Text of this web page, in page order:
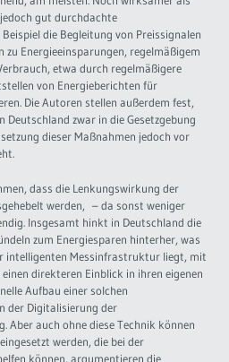
gut durchdachte
die Begleitung von Preissignalen
Energieeinsparungen, regelmäßigem
etwa durch regelmäßigere
von Energieberichten für
Die Autoren stellen außerdem fest,
Deutschland zwar in die Gesetzgebung
dieser Maßnahmen jedoch vor
dass die Lenkungswirkung der
werden, – da sonst weniger
Insgesamt hinkt in Deutschland die
zum Energiesparen hinterher, was
intelligenten Messinfrastruktur liegt, mit
direkteren Einblick in ihren eigenen
Aufbau einer solchen
der Digitalisierung der
Aber auch ohne diese Technik können
werden, die bei der
können, argumentieren die